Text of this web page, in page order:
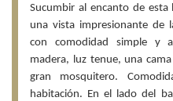
Sucumbir al encanto de
una vista impresionante de
con comodidad simple y
madera, luz tenue, una
gran mosquitero.
habitación. En el lado del